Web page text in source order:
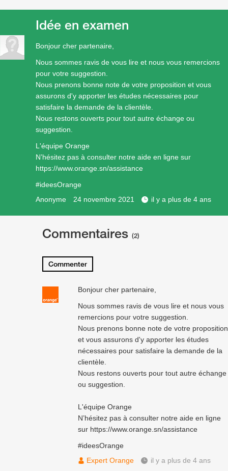
Bonjour cher partenaire,
Nous sommes ravis de vous lire et nous vous remercions
pour votre suggestion.
Nous prenons bonne note de votre proposition et vous
assurons d'y apporter les études nécessaires pour
satisfaire la demande de la clientèle.
Nous restons ouverts pour tout autre échange ou
suggestion.
L'équipe Orange
N’hésitez pas à consulter notre aide en ligne sur
https://www.orange.sn/assistance
#ideesOrange
Anonyme
24 novembre 2021 il y a plus de 4 ans
Idée en examen
Commentaires (2)
Commenter
Bonjour cher partenaire,
Nous sommes ravis de vous lire et nous vous
remercions pour votre suggestion.
Nous prenons bonne note de votre proposition
et vous assurons d'y apporter les études
nécessaires pour satisfaire la demande de la
clientèle.
Nous restons ouverts pour tout autre échange
ou suggestion.
L'équipe Orange
N’hésitez pas à consulter notre aide en ligne
sur https://www.orange.sn/assistance
#ideesOrange
Expert Orange
il y a plus de 4 ans